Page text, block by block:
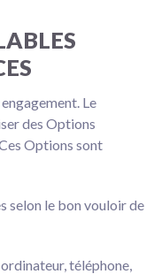
Le
des Options
Options sont
selon le bon vouloir de
téléphone,